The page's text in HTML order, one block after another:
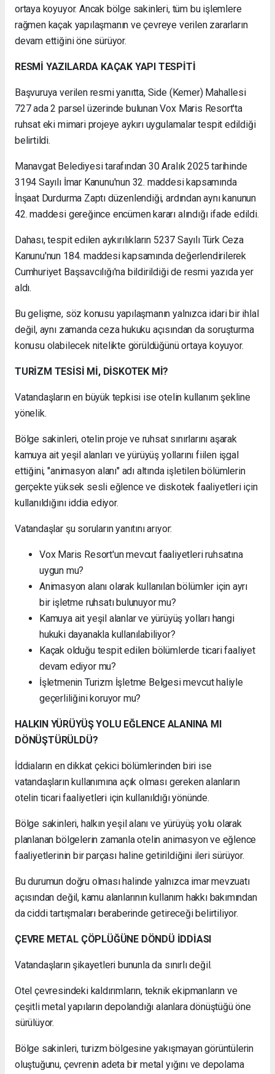
ortaya koyuyor. Ancak bölge sakinleri, tüm bu işlemlere
rağmen kaçak yapılaşmanın ve çevreye verilen zararların
devam ettiğini öne sürüyor.
RESMİ YAZILARDA KAÇAK YAPI TESPİTİ
Başvuruya verilen resmi yanıtta, Side (Kemer) Mahallesi
727 ada 2 parsel üzerinde bulunan Vox Maris Resort'ta
ruhsat eki mimari projeye aykırı uygulamalar tespit edildiği
belirtildi.
Manavgat Belediyesi tarafından 30 Aralık 2025 tarihinde
3194 Sayılı İmar Kanunu'nun 32. maddesi kapsamında
İnşaat Durdurma Zaptı düzenlendiği, ardından aynı kanunun
42. maddesi gereğince encümen kararı alındığı ifade edildi.
Dahası, tespit edilen aykırılıkların 5237 Sayılı Türk Ceza
Kanunu'nun 184. maddesi kapsamında değerlendirilerek
Cumhuriyet Başsavcılığı'na bildirildiği de resmi yazıda yer
aldı.
Bu gelişme, söz konusu yapılaşmanın yalnızca idari bir ihlal
değil, aynı zamanda ceza hukuku açısından da soruşturma
konusu olabilecek nitelikte görüldüğünü ortaya koyuyor.
TURİZM TESİSİ Mİ, DİSKOTEK Mİ?
Vatandaşların en büyük tepkisi ise otelin kullanım şekline
yönelik.
Bölge sakinleri, otelin proje ve ruhsat sınırlarını aşarak
kamuya ait yeşil alanları ve yürüyüş yollarını fiilen işgal
ettiğini, "animasyon alanı" adı altında işletilen bölümlerin
gerçekte yüksek sesli eğlence ve diskotek faaliyetleri için
kullanıldığını iddia ediyor.
Vatandaşlar şu soruların yanıtını arıyor:
Vox Maris Resort'un mevcut faaliyetleri ruhsatına
uygun mu?
Animasyon alanı olarak kullanılan bölümler için ayrı
bir işletme ruhsatı bulunuyor mu?
Kamuya ait yeşil alanlar ve yürüyüş yolları hangi
hukuki dayanakla kullanılabiliyor?
Kaçak olduğu tespit edilen bölümlerde ticari faaliyet
devam ediyor mu?
İşletmenin Turizm İşletme Belgesi mevcut haliyle
geçerliliğini koruyor mu?
HALKIN YÜRÜYÜŞ YOLU EĞLENCE ALANINA MI
DÖNÜŞTÜRÜLDÜ?
İddiaların en dikkat çekici bölümlerinden biri ise
vatandaşların kullanımına açık olması gereken alanların
otelin ticari faaliyetleri için kullanıldığı yönünde.
Bölge sakinleri, halkın yeşil alanı ve yürüyüş yolu olarak
planlanan bölgelerin zamanla otelin animasyon ve eğlence
faaliyetlerinin bir parçası haline getirildiğini ileri sürüyor.
Bu durumun doğru olması halinde yalnızca imar mevzuatı
açısından değil, kamu alanlarının kullanım hakkı bakımından
da ciddi tartışmaları beraberinde getireceği belirtiliyor.
ÇEVRE METAL ÇÖPLÜĞÜNE DÖNDÜ İDDİASI
Vatandaşların şikayetleri bununla da sınırlı değil.
Otel çevresindeki kaldırımların, teknik ekipmanların ve
çeşitli metal yapıların depolandığı alanlara dönüştüğü öne
sürülüyor.
Bölge sakinleri, turizm bölgesine yakışmayan görüntülerin
oluştuğunu, çevrenin adeta bir metal yığını ve depolama